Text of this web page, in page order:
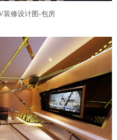
装修设计图-包房